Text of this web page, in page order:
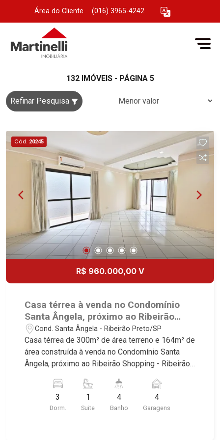
Área do Cliente (016) 3965-4242
132 IMÓVEIS - PÁGINA 5
Refinar Pesquisa
Cód. 20245
R$ 960.000,00 V
Casa térrea à venda no Condomínio
Santa Ângela, próximo ao Ribeirão
Shopping - Ribeirão Preto/SP.
Cond. Santa Ângela - Ribeirão Preto/SP
Casa térrea de 300m² de área terreno e 164m² de
área construída à venda no Condomínio Santa
Ângela, próximo ao Ribeirão Shopping - Ribeirão
imóvel que a Martinelli Imobiliária selecionou
para você: - 300m² de área terreno e 164m² de
área construída - 3 dormitórios com armários
3
Dorm.
1
Suite
4
Banho
4
Garagens